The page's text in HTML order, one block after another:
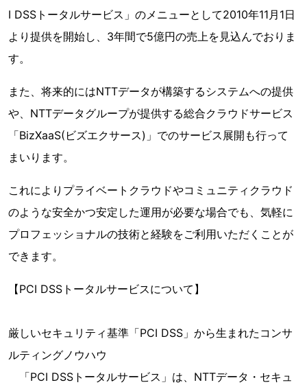
I DSSトータルサービス」のメニューとして2010年11月1日
より提供を開始し、3年間で5億円の売上を見込んでおりま
す。
また、将来的にはNTTデータが構築するシステムへの提供
や、NTTデータグループが提供する総合クラウドサービス
「BizXaaS(ビズエクサース)」でのサービス展開も行って
まいります。
これによりプライベートクラウドやコミュニティクラウド
のような安全かつ安定した運用が必要な場合でも、気軽に
プロフェッショナルの技術と経験をご利用いただくことが
できます。
【PCI DSSトータルサービスについて】
厳しいセキュリティ基準「PCI DSS」から生まれたコンサ
ルティングノウハウ
「PCI DSSトータルサービス」は、NTTデータ・セキュ